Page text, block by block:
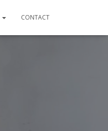
CONTACT